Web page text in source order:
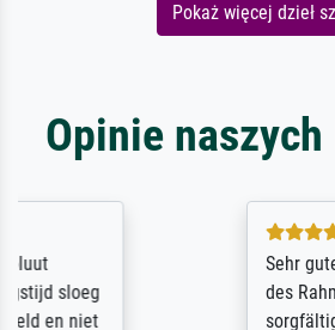
Pokaż więcej dzieł
Opinie
Sehr gute Qualität des
des Rahmens! Unser Bild
sorgfältig und sicher